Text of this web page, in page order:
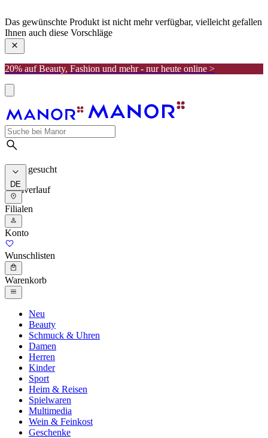
Das gewünschte Produkt ist nicht mehr verfügbar, vielleicht gefallen
Ihnen auch diese Vorschläge
20% auf Beauty, Fashion und mehr - nur heute online >
Meist gesucht
Suchverlauf
DE
Filialen
Konto
Wunschlisten
Warenkorb
Neu
Beauty
Schmuck & Uhren
Damen
Herren
Kinder
Sport
Heim & Reisen
Spielwaren
Multimedia
Wein & Feinkost
Geschenke